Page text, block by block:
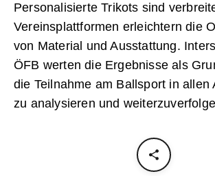
Personalisierte Trikots sind
Vereinsplattformen erleichtern die
von Material und Ausstattung.
ÖFB werten die Ergebnisse als
die Teilnahme am Ballsport in allen
zu analysieren und